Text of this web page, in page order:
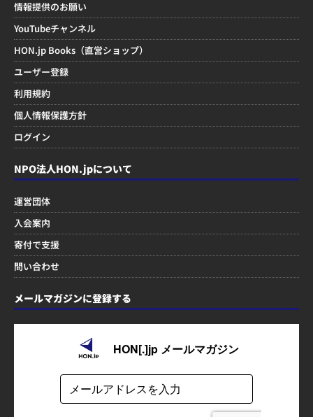
情報提供のお願い
YouTubeチャンネル
HON.jp Books（直営ショップ）
ユーザー登録
利用規約
個人情報保護方針
ログイン
NPO法人HON.jpについて
運営団体
入会案内
寄付で支援
問い合わせ
メールマガジンに登録する